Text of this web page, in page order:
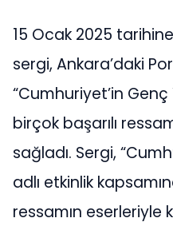
15 Ocak 2025
sergi, Ankara’daki
“Cumhuriyet’in Genç
birçok başarılı
sağladı. Sergi,
adlı etkinlik
ressamın eserleriyle